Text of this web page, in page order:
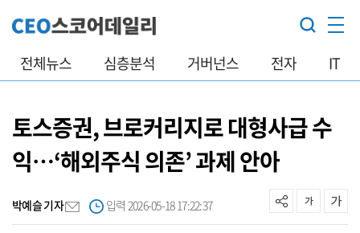
전체뉴스 심층분석 거버넌스 전자 IT
토스증권, 브로커리지로 대형사급 수
익…‘해외주식 의존’ 과제 안아
박예슬 기자 입력 2026-05-18 17:22:37